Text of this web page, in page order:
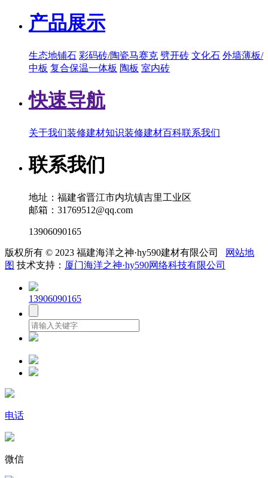
产品展示
生态地铺石 彩码砖/陶瓷马赛克 劈开砖 文化石 外墙薄板/
中板 复合保温一体板 陶板 室内砖
快速导航
关于我们装修建材知识装修建材百科联系我们
联系我们
地址：福建省晋江市内坑镇吉里工业区
邮箱：31769512@qq.com
13906090165
版权所有 © 2023 福建海洋之神·hy590建材有限公司
网站地
图 技术支持： 厦门海洋之神·hy590网络科技有限公司
13906090165
电话
微信